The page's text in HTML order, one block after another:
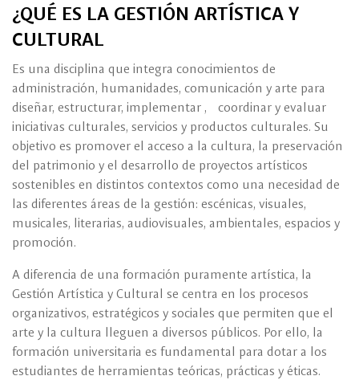
¿QUÉ ES LA GESTIÓN ARTÍSTICA Y
CULTURAL
Es una disciplina que integra conocimientos de
administración, humanidades, comunicación y arte para
diseñar, estructurar, implementar , coordinar y evaluar
iniciativas culturales, servicios y productos culturales. Su
objetivo es promover el acceso a la cultura, la preservación
del patrimonio y el desarrollo de proyectos artísticos
sostenibles en distintos contextos como una necesidad de
las diferentes áreas de la gestión: escénicas, visuales,
musicales, literarias, audiovisuales, ambientales, espacios y
promoción.
A diferencia de una formación puramente artística, la
Gestión Artística y Cultural se centra en los procesos
organizativos, estratégicos y sociales que permiten que el
arte y la cultura lleguen a diversos públicos. Por ello, la
formación universitaria es fundamental para dotar a los
estudiantes de herramientas teóricas, prácticas y éticas.